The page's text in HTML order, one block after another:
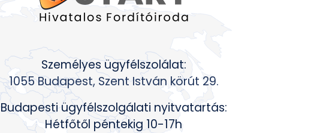
Személyes ügyfélszolálat:
1055 Budapest, Szent István körút 29.
Budapesti ügyfélszolgálati nyitvatartás:
Hétfőtől péntekig 10-17h